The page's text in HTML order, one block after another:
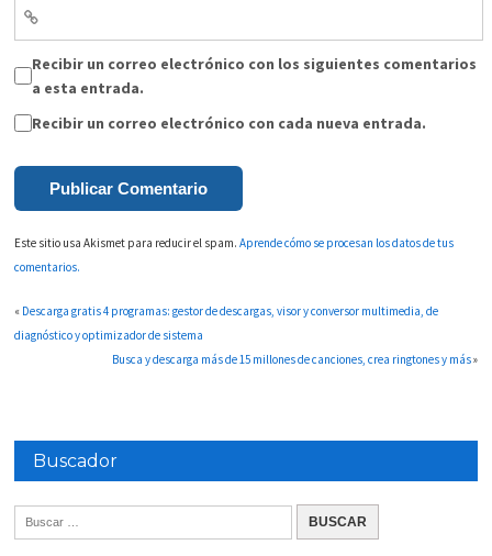
Recibir un correo electrónico con los siguientes comentarios
a esta entrada.
Recibir un correo electrónico con cada nueva entrada.
Este sitio usa Akismet para reducir el spam.Aprende cómo se procesan los datos de tus
comentarios.
« Descarga gratis 4 programas: gestor de descargas, visor y conversor multimedia, de
diagnóstico y optimizador de sistema
Busca y descarga más de 15 millones de canciones, crea ringtones y más»
Buscador